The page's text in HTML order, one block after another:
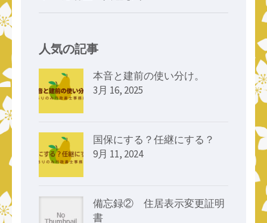
人気の記事
本音と建前の使い分け。
3月 16, 2025
国保にする？任継にする？
9月 11, 2024
備忘録② 住居表示変更証明
書